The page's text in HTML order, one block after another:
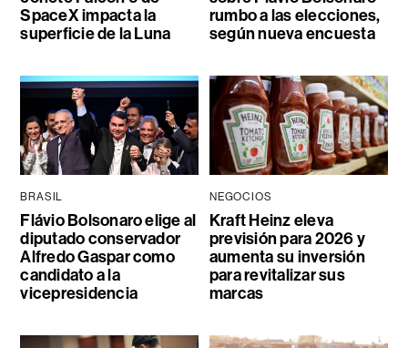
SpaceX impacta la
superficie de la Luna
rumbo a las elecciones,
según nueva encuesta
BRASIL
Flávio Bolsonaro elige al
diputado conservador
Alfredo Gaspar como
candidato a la
vicepresidencia
NEGOCIOS
Kraft Heinz eleva
previsión para 2026 y
aumenta su inversión
para revitalizar sus
marcas